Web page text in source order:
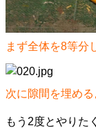
まず全体を8等分
次に隙間を埋め
もう2度とやりた